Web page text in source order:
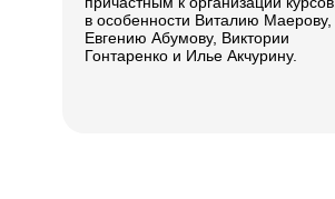
в особенности Виталию Маерову,
Евгению Абумову, Виктории
Гонтаренко и Илье Акчурину.